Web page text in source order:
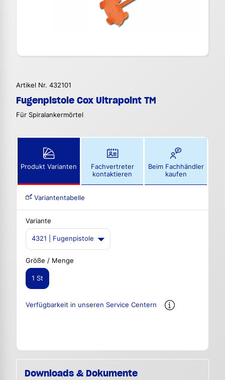
Artikel Nr. 432101
Fugenpistole Cox Ultrapoint TM
Für Spiralankermörtel
Produkt Varianten
Fachvertreter
kontaktieren
Beim Fachhändler
kaufen
Variantentabelle
Variante
4321 | Fugenpistole
Größe / Menge
1 St
Verfügbarkeit in unseren Service Centern
Downloads & Dokumente